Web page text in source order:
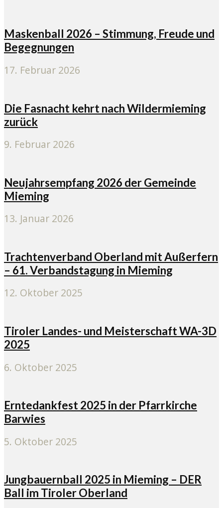
Maskenball 2026 – Stimmung, Freude und
Begegnungen
17. Februar 2026
Die Fasnacht kehrt nach Wildermieming
zurück
9. Februar 2026
Neujahrsempfang 2026 der Gemeinde
Mieming
13. Januar 2026
Trachtenverband Oberland mit Außerfern
– 61. Verbandstagung in Mieming
12. Oktober 2025
Tiroler Landes- und Meisterschaft WA-3D
2025
6. Oktober 2025
Erntedankfest 2025 in der Pfarrkirche
Barwies
5. Oktober 2025
Jungbauernball 2025 in Mieming – DER
Ball im Tiroler Oberland